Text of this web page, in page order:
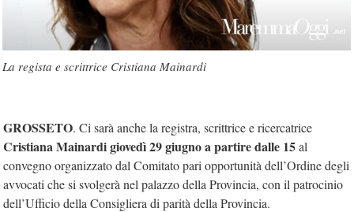
La regista e scrittrice Cristiana Mainardi
GROSSETO. Ci sarà anche la registra, scrittrice e ricercatrice
Cristiana Mainardi giovedì 29 giugno a partire dalle 15al
convegno organizzato dal Comitato pari opportunità dell’Ordine degli
avvocati che si svolgerà nel palazzo della Provincia, con il patrocinio
dell’Ufficio della Consigliera di parità della Provincia.